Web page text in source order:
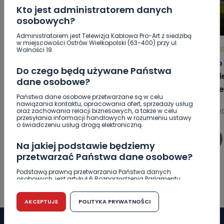
Kto jest administratorem danych
osobowych?
Administratorem jest Telewizja Kablowa Pro-Art z siedzibą
w miejscowości Ostrów Wielkopolski (63-400) przy ul.
Wolności 19.
Do czego będą używane Państwa
dane osobowe?
Państwa dane osobowe przetwarzane są w celu
nawiązania kontaktu, opracowania ofert, sprzedaży usług
oraz zachowania relacji biznesowych, a także w celu
przesyłania informacji handlowych w rozumieniu ustawy
o świadczeniu usług drogą elektroniczną.
Na jakiej podstawie będziemy
przetwarzać Państwa dane osobowe?
Podstawą prawną przetwarzania Państwa danych
osobowych, jest artykuł 6 Rozporządzenia Parlamentu
r. w sprawie ochrony osób fizycznych w związku z
przetwarzaniem danych osobowych w sprawie
swobodnego przepływu takich danych oraz uchylenia
dyrektywy 95/46/WE (RODO).
AKCEPTUJE POLITYKA PRYWATNOŚCI
REGION WIADOMOŚCI
wybierają pociągi. Jak na tym tle
08.08.2026 18:16